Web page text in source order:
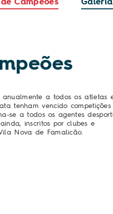
a todos os atletas
tenham vencido
se a todos os agentes
inscritos por clubes e
Nova de Famalicão.